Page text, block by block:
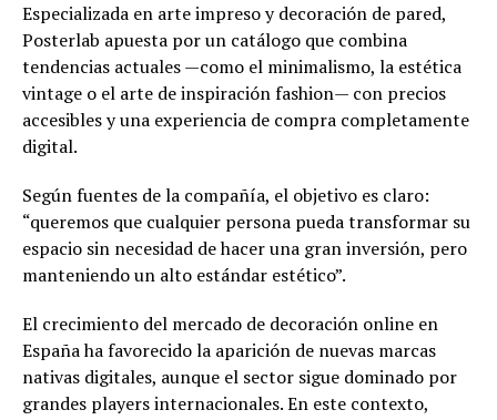
Especializada en arte impreso y decoración de pared,
Posterlab apuesta por un catálogo que combina
tendencias actuales —como el minimalismo, la estética
vintage o el arte de inspiración fashion— con precios
accesibles y una experiencia de compra completamente
digital.
Según fuentes de la compañía, el objetivo es claro:
“queremos que cualquier persona pueda transformar su
espacio sin necesidad de hacer una gran inversión, pero
manteniendo un alto estándar estético”.
El crecimiento del mercado de decoración online en
España ha favorecido la aparición de nuevas marcas
nativas digitales, aunque el sector sigue dominado por
grandes players internacionales. En este contexto,